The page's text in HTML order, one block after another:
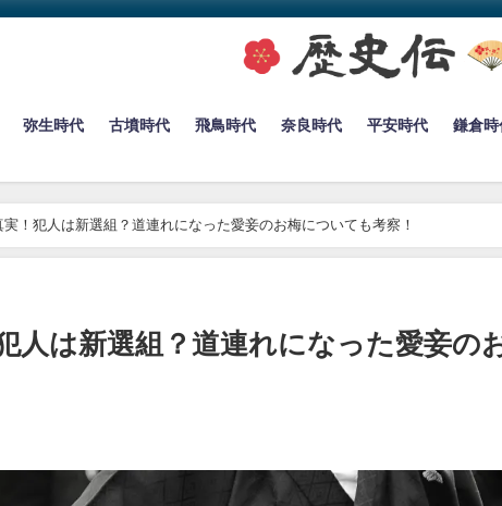
弥生時代 古墳時代 飛鳥時代 奈良時代 平安時代 鎌倉時
！犯人は新選組？道連れになった愛妾のお梅についても考察！
人は新選組？道連れになった愛妾の